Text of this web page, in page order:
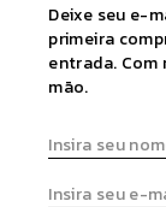
Deixe seu e-
primeira
entrada. Com
mão.